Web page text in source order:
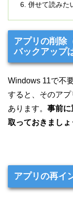
併せて読みた
アプリの削除
バックアップ
Windows 11で不
すると、そのア
あります。 事前に
取っておきましょ
アプリの再イ